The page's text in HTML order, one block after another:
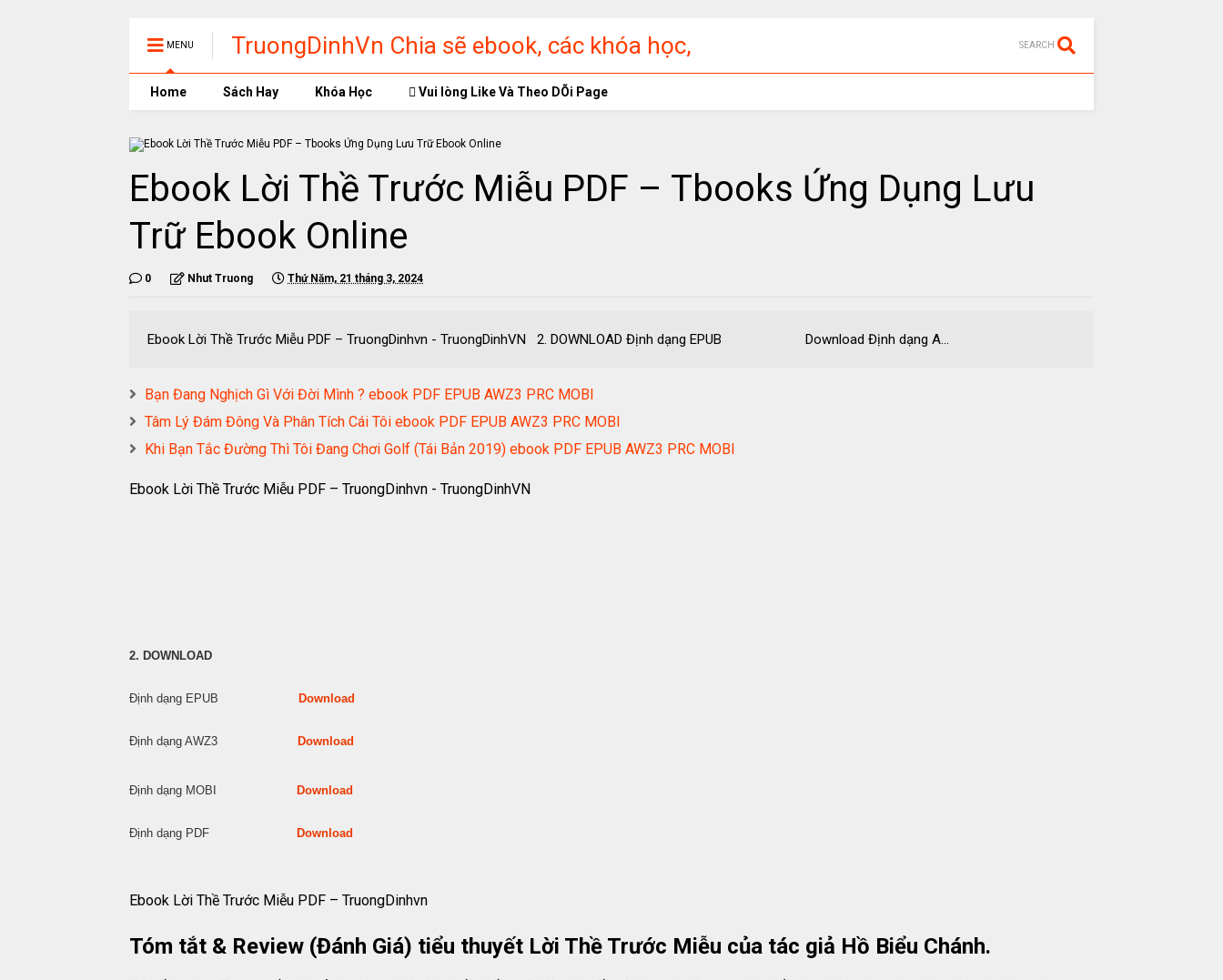
MENU
TruongDinhVn Chia sẽ ebook, các khóa học,
phần mềm học tập miễn phí
SEARCH
Home Sách Hay Khóa Học Vui lòng Like Và Theo DÕi Page
Ebook Lời Thề Trước Miễu PDF – Tbooks Ứng Dụng Lưu
Trữ Ebook Online
0 Nhut Truong Thứ Năm, 21 tháng 3, 2024
Ebook Lời Thề Trước Miễu PDF – TruongDinhvn - TruongDinhVN 2. DOWNLOAD Định dạng EPUB Download Định dạng A...
Bạn Đang Nghịch Gì Với Đời Mình ? ebook PDF EPUB AWZ3 PRC MOBI
Tâm Lý Đám Đông Và Phân Tích Cái Tôi ebook PDF EPUB AWZ3 PRC MOBI
Khi Bạn Tắc Đường Thì Tôi Đang Chơi Golf (Tái Bản 2019) ebook PDF EPUB AWZ3 PRC MOBI
Ebook Lời Thề Trước Miễu PDF – TruongDinhvn - TruongDinhVN
2. DOWNLOAD
Định dạng EPUB Download
Định dạng AWZ3 Download
Định dạng MOBI Download
Định dạng PDF Download
Ebook Lời Thề Trước Miễu PDF – TruongDinhvn
Tóm tắt & Review (Đánh Giá) tiểu thuyết Lời Thề Trước Miễu của tác giả Hồ Biểu Chánh.